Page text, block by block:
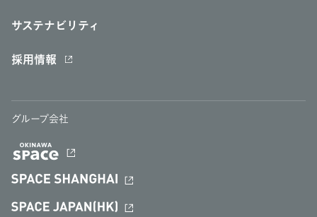
サステナビリティ
採用情報
グループ会社